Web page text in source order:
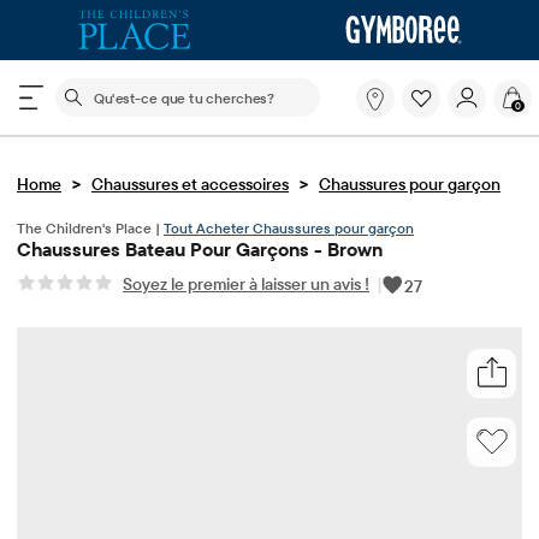
Le champ de recherche ci-dessous filtre les
Qu'est-
que
cherches?
0
Home > Chaussures et accessoires > Chaussures pour garçon
The Children's Place | Tout Acheter Chaussures pour garçon
Chaussures Bateau Pour Garçons - Brown
Soyez le premier à laisser un avis ! | 27